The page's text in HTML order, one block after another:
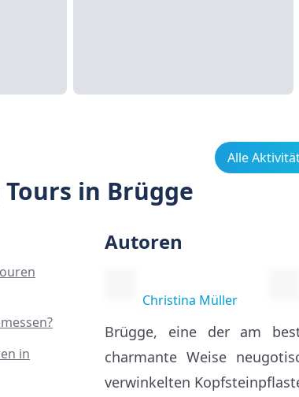
Alle
in Brügge
in
Autoren
Christina Müller
Brügge, eine der am
charmante Weise
verwinkelten